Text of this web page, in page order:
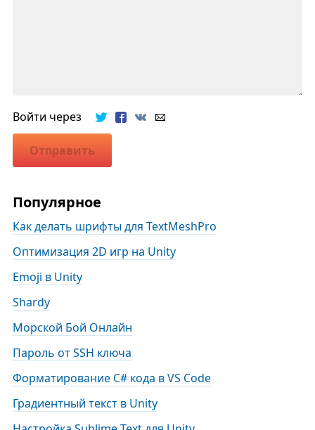
Войти через
Отправить
Популярное
Как делать шрифты для TextMeshPro
Оптимизация 2D игр на Unity
Emoji в Unity
Shardy
Морской Бой Онлайн
Пароль от SSH ключа
Форматирование С# кода в VS Code
Градиентный текст в Unity